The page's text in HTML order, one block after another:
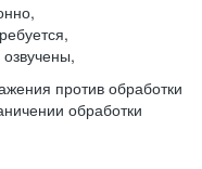
против обработки
обработки